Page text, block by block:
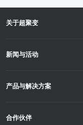
关于超聚变
新闻与活动
产品与解决方案
合作伙伴